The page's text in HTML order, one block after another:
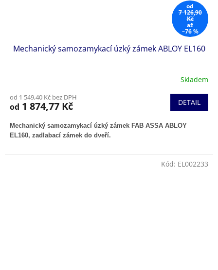
od
7 126,90
Kč
až
–76 %
Mechanický samozamykací úzký zámek ABLOY EL160
Skladem
od 1 549,40 Kč bez DPH
od 1 874,77 Kč DETAIL
Mechanický samozamykací úzký zámek FAB ASSA ABLOY
EL160, zadlabací zámek do dveří.
Kód: EL002233